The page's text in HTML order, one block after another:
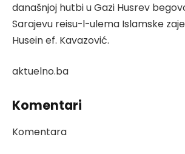
današnjoj hutbi u Gazi Husrev
Sarajevu reisu-l-ulema Islamske
Husein ef. Kavazović.
aktuelno.ba
Komentari
Komentara